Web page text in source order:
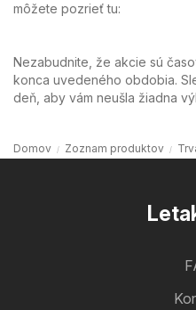
môžete pozrieť tu:
Nezabudnite, že akcie sú
konca uvedeného obdobia.
deň, aby vám neušla žiadna
Domov Zoznam produktov